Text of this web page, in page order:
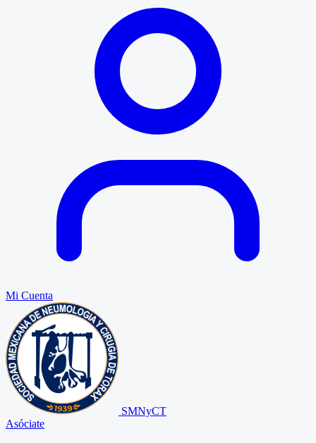
Mi Cuenta
SMNyCT
Asóciate